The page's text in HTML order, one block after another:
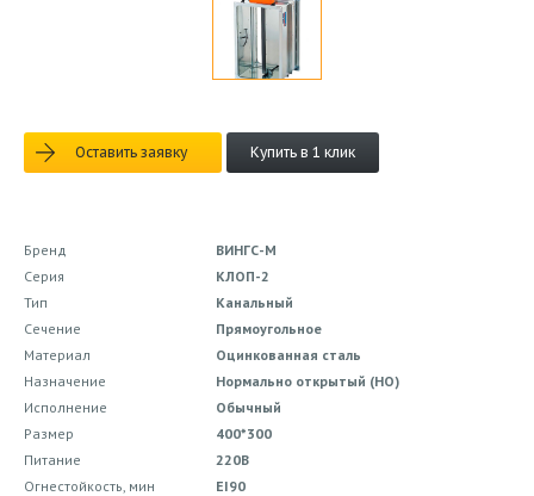
Оставить заявку Купить в 1 клик
Бренд
ВИНГС-М
Серия
КЛОП-2
Тип
Канальный
Сечение
Прямоугольное
Материал
Оцинкованная сталь
Назначение
Нормально открытый (НО)
Исполнение
Обычный
Размер
400*300
Питание
220В
Огнестойкость, мин
EI90